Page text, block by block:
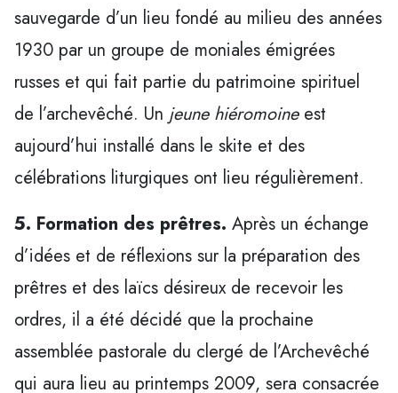
sauvegarde d’un lieu fondé au milieu des années
1930 par un groupe de moniales émigrées
russes et qui fait partie du patrimoine spirituel
de l’archevêché. Un jeune hiéromoineest
aujourd’hui installé dans le skite et des
célébrations liturgiques ont lieu régulièrement.
5. Formation des prêtres. Après un échange
d’idées et de réflexions sur la préparation des
prêtres et des laïcs désireux de recevoir les
ordres, il a été décidé que la prochaine
assemblée pastorale du clergé de l’Archevêché
qui aura lieu au printemps 2009, sera consacrée